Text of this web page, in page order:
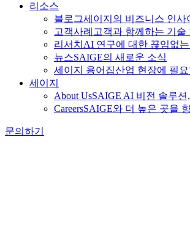
리소스
블로그세이지의 비즈니스 인사
고객사례 고객과 함께하는 기술
리서치 AI 연구에 대한 끊임없
뉴스SAIGE의 새로운 소식
세이지 용어집산업 현장에 필
세이지
About UsSAIGE AI 비전 솔루
CareersSAIGE와 더 높은 곳을
문의하기